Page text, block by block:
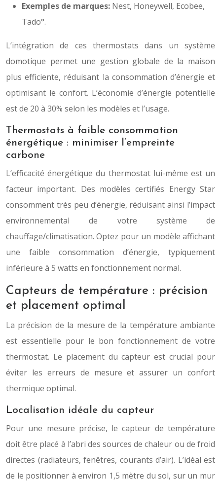
Exemples de marques: Nest, Honeywell, Ecobee,
Tado°.
L’intégration de ces thermostats dans un système
domotique permet une gestion globale de la maison
plus efficiente, réduisant la consommation d’énergie et
optimisant le confort. L’économie d’énergie potentielle
est de 20 à 30% selon les modèles et l’usage.
Thermostats à faible consommation
énergétique : minimiser l’empreinte
carbone
L’efficacité énergétique du thermostat lui-même est un
facteur important. Des modèles certifiés Energy Star
consomment très peu d’énergie, réduisant ainsi l’impact
environnemental de votre système de
chauffage/climatisation. Optez pour un modèle affichant
une faible consommation d’énergie, typiquement
inférieure à 5 watts en fonctionnement normal.
Capteurs de température : précision
et placement optimal
La précision de la mesure de la température ambiante
est essentielle pour le bon fonctionnement de votre
thermostat. Le placement du capteur est crucial pour
éviter les erreurs de mesure et assurer un confort
thermique optimal.
Localisation idéale du capteur
Pour une mesure précise, le capteur de température
doit être placé à l’abri des sources de chaleur ou de froid
directes (radiateurs, fenêtres, courants d’air). L’idéal est
de le positionner à environ 1,5 mètre du sol, sur un mur